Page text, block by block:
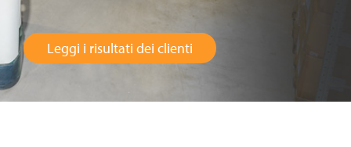
Leggi i risultati dei clienti